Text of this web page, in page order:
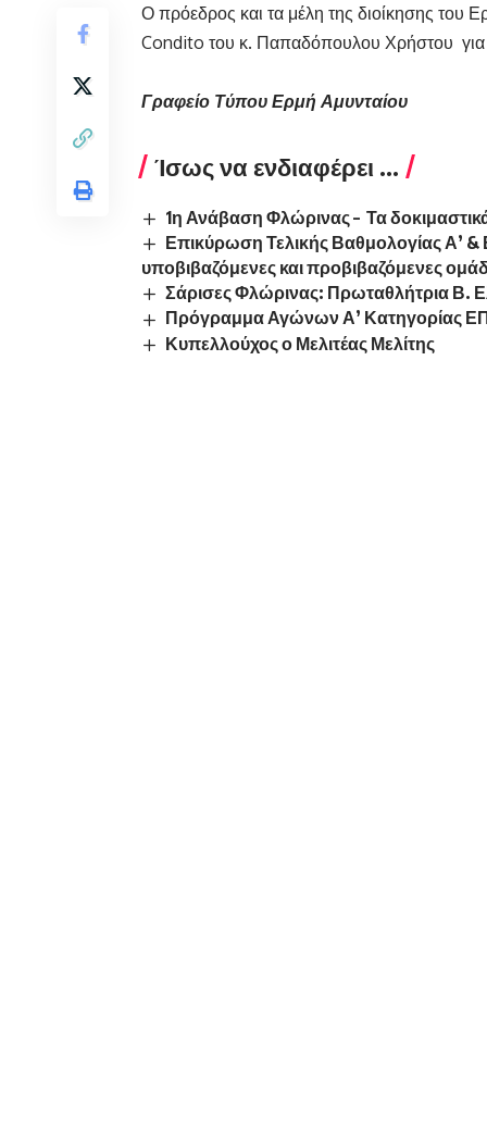
Ο πρόεδρος και τα μέλη της διοίκησης του
Condito του κ. Παπαδόπουλου Χρήστου για
Γραφείο Τύπου Ερμή Αμυνταίου
Ίσως να ενδιαφέρει ...
1η Ανάβαση Φλώρινας – Τα
Επικύρωση Τελικής Βαθμολογίας Α’
υποβιβαζόμενες και προβιβαζόμενες
Σάρισες Φλώρινας: Πρωταθλήτρια Β.
Πρόγραμμα Αγώνων Α’ Κατηγορίας
Κυπελλούχος ο Μελιτέας Μελίτης